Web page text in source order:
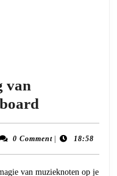
van
de
betovering
van
0 Comment 18:58
van muzieknoten op je